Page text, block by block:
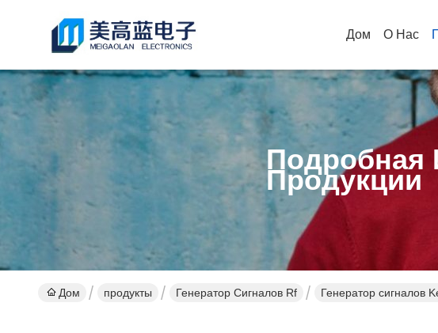
Дом О Нас
Продукции
Дом продукты Генератор Сигналов Rf Генератор сигналов